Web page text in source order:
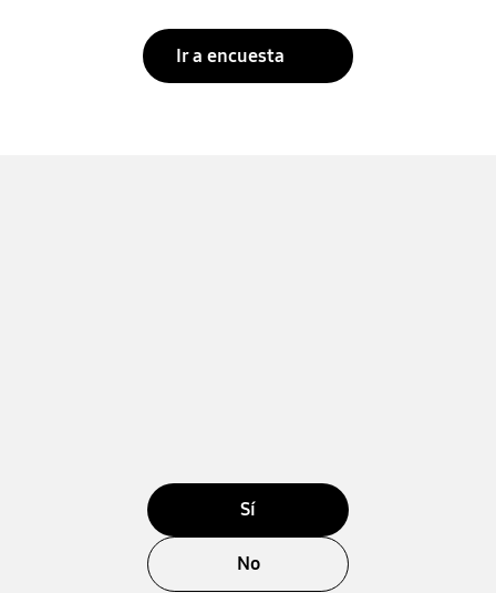
Ir a encuesta
Sí
No